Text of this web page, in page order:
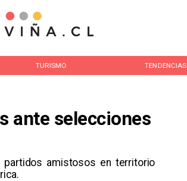
TURISMO TENDENCIAS
ante selecciones
partidos amistosos en territorio